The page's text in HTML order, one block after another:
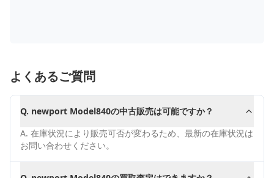
よくあるご質問
Q. newport Model840の中古販売は可能ですか？
A. 在庫状況により販売可否が変わるため、最新の在庫状況は
お問い合わせください。